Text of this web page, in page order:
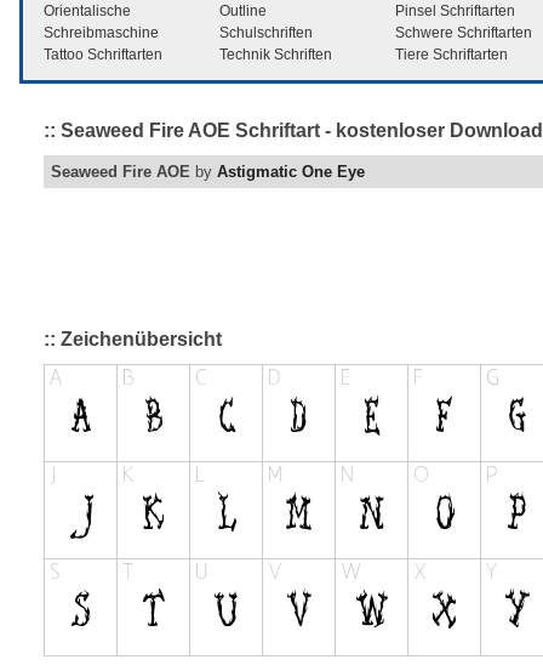
Orientalische
Outline
Pinsel Schriftarten
Schreibmaschine
Schulschriften
Schwere Schriftarten
Tattoo Schriftarten
Technik Schriften Tiere Schriftarten
:: Seaweed Fire AOE Schriftart - kostenloser
Seaweed Fire AOE by Astigmatic One Eye
:: Zeichenübersicht